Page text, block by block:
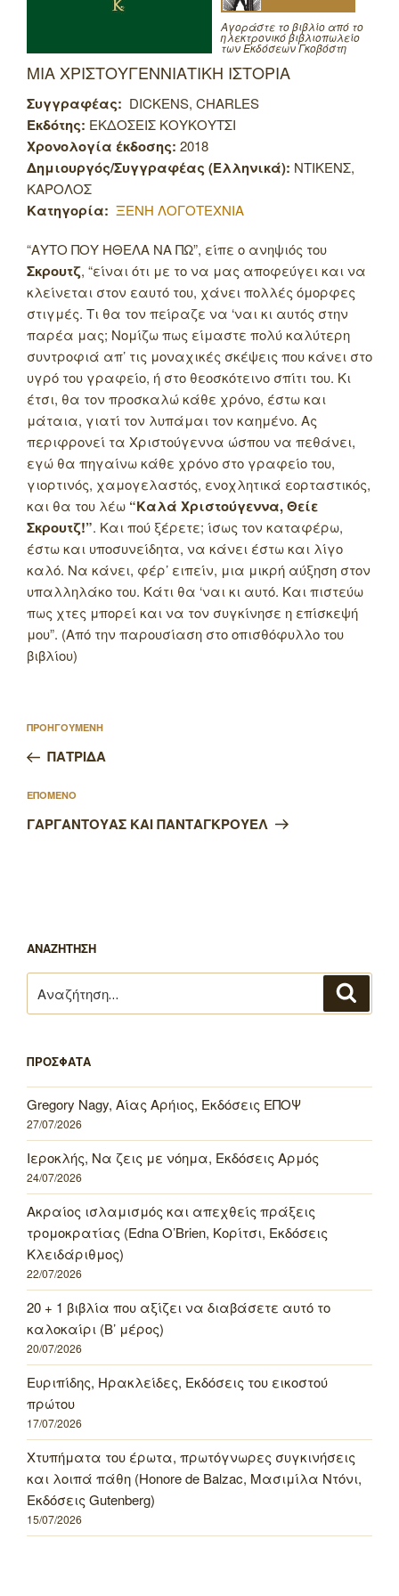
Αγοράστε το βιβλίο από το
ηλεκτρονικό βιβλιοπωλείο
των Εκδόσεων Γκοβόστη
ΜΙΑ ΧΡΙΣΤΟΥΓΕΝΝΙΑΤΙΚΗ ΙΣΤΟΡΙΑ
Συγγραφέας: DICKENS, CHARLES
Εκδότης: ΕΚΔΟΣΕΙΣ ΚΟΥΚΟΥΤΣΙ
Χρονολογία έκδοσης: 2018
Δημιουργός/Συγγραφέας (Ελληνικά): ΝΤΙΚΕΝΣ,
ΚΑΡΟΛΟΣ
Κατηγορία: ΞΕΝΗ ΛΟΓΟΤΕΧΝΙΑ
“ΑΥΤΟ ΠΟΥ ΗΘΕΛΑ ΝΑ ΠΩ”, είπε ο ανηψιός του
Σκρουτζ, “είναι ότι με το να μας αποφεύγει και να
κλείνεται στον εαυτό του, χάνει πολλές όμορφες
στιγμές. Τι θα τον πείραζε να ‘ναι κι αυτός στην
παρέα μας; Νομίζω πως είμαστε πολύ καλύτερη
συντροφιά απ’ τις μοναχικές σκέψεις που κάνει στο
υγρό του γραφείο, ή στο θεοσκότεινο σπίτι του. Κι
έτσι, θα τον προσκαλώ κάθε χρόνο, έστω και
μάταια, γιατί τον λυπάμαι τον καημένο. Ας
περιφρονεί τα Χριστούγεννα ώσπου να πεθάνει,
εγώ θα πηγαίνω κάθε χρόνο στο γραφείο του,
γιορτινός, χαμογελαστός, ενοχλητικά εορταστικός,
και θα του λέω “Καλά Χριστούγεννα, Θείε
Σκρουτζ!”. Και πού ξέρετε; ίσως τον καταφέρω,
έστω και υποσυνείδητα, να κάνει έστω και λίγο
καλό. Να κάνει, φέρ’ ειπείν, μια μικρή αύξηση στον
υπαλληλάκο του. Κάτι θα ‘ναι κι αυτό. Και πιστεύω
πως χτες μπορεί και να τον συγκίνησε η επίσκεψή
μου”. (Από την παρουσίαση στο οπισθόφυλλο του
βιβλίου)
άρθρων
Προηγούμενο
άρθρο
ΠΡΟΗΓΟΥΜΕΝΗ
ΠΑΤΡΙΔΑ
Επόμενο
άρθρο
ΕΠΟΜΕΝΟ
ΓΑΡΓΑΝΤΟΥΑΣ ΚΑΙ ΠΑΝΤΑΓΚΡΟΥΕΛ
ΑΝΑΖΗΤΗΣΗ
για:
ΠΡΟΣΦΑΤΑ
Gregory Nagy, Αίας Αρήιος, Εκδόσεις ΕΠΟΨ
27/07/2026
Ιεροκλής, Να ζεις με νόημα, Εκδόσεις Αρμός
24/07/2026
Ακραίος ισλαμισμός και απεχθείς πράξεις
τρομοκρατίας (Edna O’Brien, Κορίτσι, Εκδόσεις
Κλειδάριθμος)
22/07/2026
20 + 1 βιβλία που αξίζει να διαβάσετε αυτό το
καλοκαίρι (Β’ μέρος)
20/07/2026
Ευριπίδης, Ηρακλείδες, Εκδόσεις του εικοστού
πρώτου
17/07/2026
Χτυπήματα του έρωτα, πρωτόγνωρες συγκινήσεις
και λοιπά πάθη (Honore de Balzac, Μασιμίλα Ντόνι,
Εκδόσεις Gutenberg)
15/07/2026